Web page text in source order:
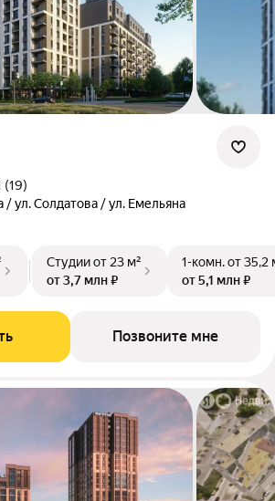
(19)
ул. Солдатова / ул. Емельяна
Студииот 23 м²
от 3,7 млн ₽
1-комн.от 35,2
от 5,1 млн ₽
Позвоните мне